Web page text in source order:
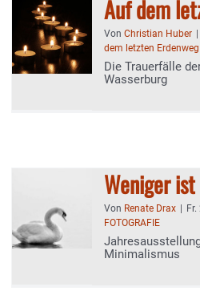
Auf dem
Von Christian Huber
dem letzten Erdenweg
Die Trauerfälle
Wasserburg
Weniger
Von Renate Drax
FOTOGRAFIE
Minimalismus